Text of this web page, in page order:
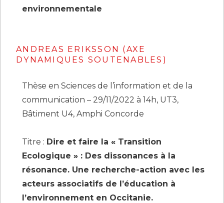
environnementale
ANDREAS ERIKSSON (AXE
DYNAMIQUES SOUTENABLES)
Thèse en Sciences de l’information et de la
communication – 29/11/2022 à 14h, UT3,
Bâtiment U4, Amphi Concorde
Titre : Dire et faire la « Transition
Ecologique » : Des dissonances à la
résonance. Une recherche-action avec les
acteurs associatifs de l’éducation à
l’environnement en Occitanie.